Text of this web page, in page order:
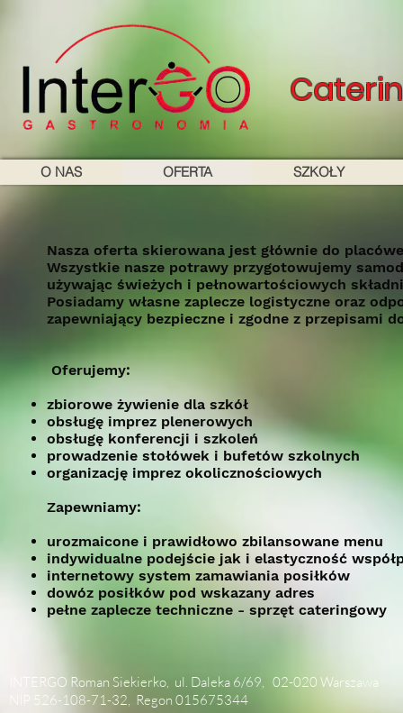
O NAS OFERTA SZKOŁY
Nasza oferta skierowana jest głównie do
Wszystkie nasze potrawy przygotowujemy
używając świeżych i pełnowartościowych
Posiadamy własne zaplecze logistyczne oraz
zapewniający bezpieczne i zgodne z przepisami
Oferujemy:
zbiorowe żywienie dla szkół
obsługę imprez plenerowych
obsługę konferencji i szkoleń
prowadzenie stołówek i bufetów szkolnych
organizację imprez okolicznościowych
Zapewniamy:
urozmaicone i prawidłowo zbilansowane menu
indywidualne podejście jak i elastyczność
internetowy system zamawiania posiłków
dowóz posiłków pod wskazany adres
pełne zaplecze techniczne - sprzęt cateringowy
INTERGO Roman Siekierko, ul. Daleka 6/69, 02-020 Warszawa
NIP 526-108-71-32, Regon 015675344